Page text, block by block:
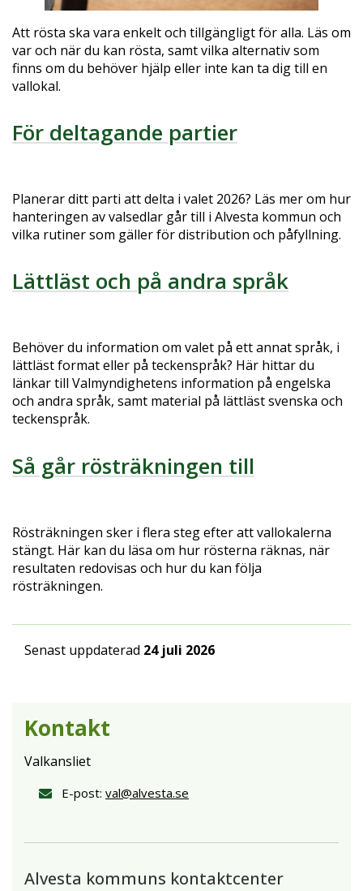
Att rösta ska vara enkelt och tillgängligt för alla. Läs om
var och när du kan rösta, samt vilka alternativ som
finns om du behöver hjälp eller inte kan ta dig till en
vallokal.
För deltagande partier
Planerar ditt parti att delta i valet 2026? Läs mer om hur
hanteringen av valsedlar går till i Alvesta kommun och
vilka rutiner som gäller för distribution och påfyllning.
Lättläst och på andra språk
Behöver du information om valet på ett annat språk, i
lättläst format eller på teckenspråk? Här hittar du
länkar till Valmyndighetens information på engelska
och andra språk, samt material på lättläst svenska och
teckenspråk.
Så går rösträkningen till
Rösträkningen sker i flera steg efter att vallokalerna
stängt. Här kan du läsa om hur rösterna räknas, när
resultaten redovisas och hur du kan följa
rösträkningen.
Senast uppdaterad 24 juli 2026
Kontakt
Valkansliet
E-post: val@alvesta.se
Alvesta kommuns kontaktcenter